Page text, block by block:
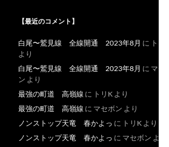
【最近のコメント】
白尾〜鷲見線 全線開通 2023年8月 に トリK
より
白尾〜鷲見線 全線開通 2023年8月 に マセボ
ン より
最強の町道 高嶺線 に トリK より
最強の町道 高嶺線 に マセボン より
ノンストップ天竜 春かよっ に トリK より
ノンストップ天竜 春かよっ に マセボン より